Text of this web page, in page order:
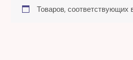
Товаров, соответствующих